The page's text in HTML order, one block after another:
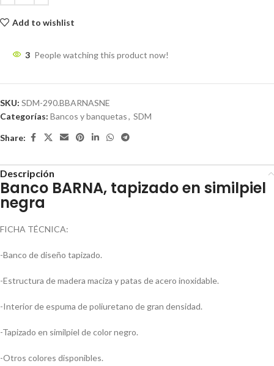
Add to wishlist
3 People watching this product now!
SKU: SDM-290.BBARNASNE
Categorías: Bancos y banquetas, SDM
Share:
Descripción
Banco BARNA, tapizado en similpiel
negra
FICHA TÉCNICA:
-Banco de diseño tapizado.
-Estructura de madera maciza y patas de acero inoxidable.
-Interior de espuma de poliuretano de gran densidad.
-Tapizado en similpiel de color negro.
-Otros colores disponibles.